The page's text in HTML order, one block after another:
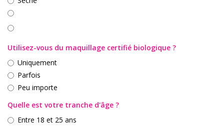
Utilisez-vous du maquillage certifié biologique ?
Uniquement
Parfois
Peu importe
Quelle est votre tranche d'âge ?
Entre 18 et 25 ans